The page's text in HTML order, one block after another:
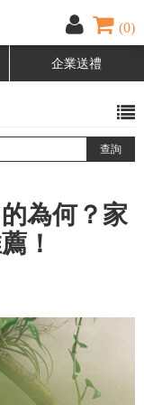
(0)
企業送禮
為何？家
！